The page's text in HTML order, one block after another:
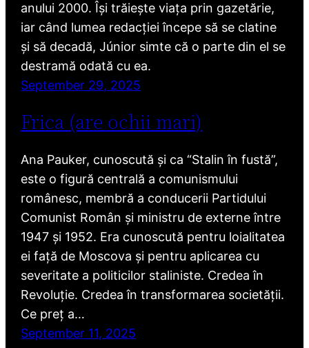
anului 2000. Își trăiește viața prin gazetărie,
iar când lumea redacției începe să se clatine
și să decadă, Júnior simte că o parte din el se
destramă odată cu ea.
September 29, 2025
Frica (are ochii mari)
Ana Pauker, cunoscută și ca “Stalin în fustă”,
este o figură centrală a comunismului
românesc, membră a conducerii Partidului
Comunist Român și ministru de externe între
1947 și 1952. Era cunoscută pentru loialitatea
ei față de Moscova și pentru aplicarea cu
severitate a politicilor staliniste. Credea în
Revoluție. Credea în transformarea societății.
Ce preț a…
September 11, 2025